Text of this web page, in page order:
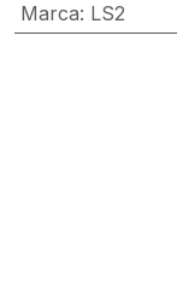
Marca: LS2